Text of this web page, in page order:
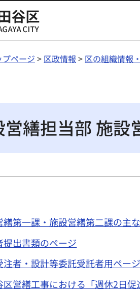
ページ > 区政情報 > 区の組織情報
営繕担当部 施設
繕第一課・施設営繕第二課の主
提出書類のページ
注者・設計等委託受託者用ページ
区営繕工事における「週休2日促